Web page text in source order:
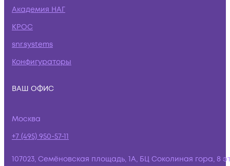
Академия НАГ
КРОС
snr.systems
Конфигураторы
ВАШ ОФИС
Москва
+7 (495) 950-57-11
107023, Семёновская площадь, 1А, БЦ Соколиная гора, 8